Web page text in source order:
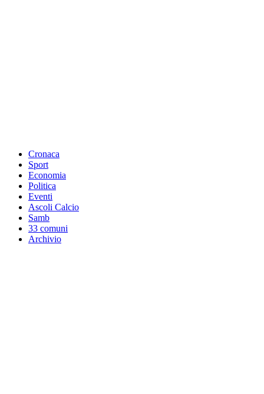
Cronaca
Sport
Economia
Politica
Eventi
Ascoli Calcio
Samb
33 comuni
Archivio